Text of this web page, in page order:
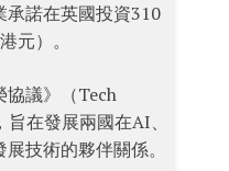
承諾在英國投資310
元）。
協議》（Tech
在發展兩國在AI、
技術的夥伴關係。